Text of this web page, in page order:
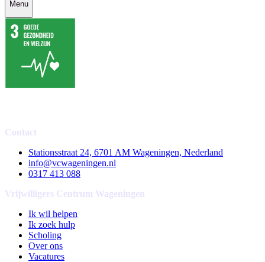
Menu
Contact
Stationsstraat 24, 6701 AM Wageningen, Nederland
info@vcwageningen.nl
0317 413 088
Vrijwilligers Centrum Wageningen
Ik wil helpen
Ik zoek hulp
Scholing
Over ons
Vacatures